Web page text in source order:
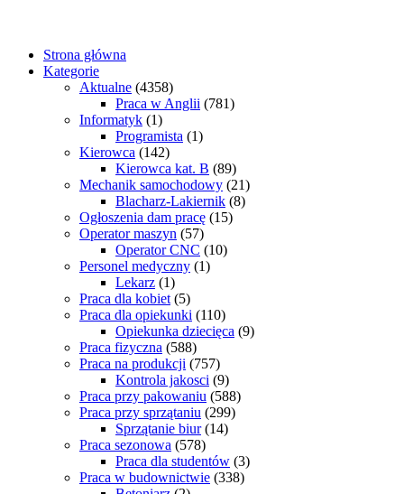
Strona główna
Kategorie
Aktualne (4358)
Praca w Anglii (781)
Informatyk (1)
Programista (1)
Kierowca (142)
Kierowca kat. B (89)
Mechanik samochodowy (21)
Blacharz-Lakiernik (8)
Ogłoszenia dam pracę (15)
Operator maszyn (57)
Operator CNC (10)
Personel medyczny (1)
Lekarz (1)
Praca dla kobiet (5)
Praca dla opiekunki (110)
Opiekunka dziecięca (9)
Praca fizyczna (588)
Praca na produkcji (757)
Kontrola jakosci (9)
Praca przy pakowaniu (588)
Praca przy sprzątaniu (299)
Sprzątanie biur (14)
Praca sezonowa (578)
Praca dla studentów (3)
Praca w budownictwie (338)